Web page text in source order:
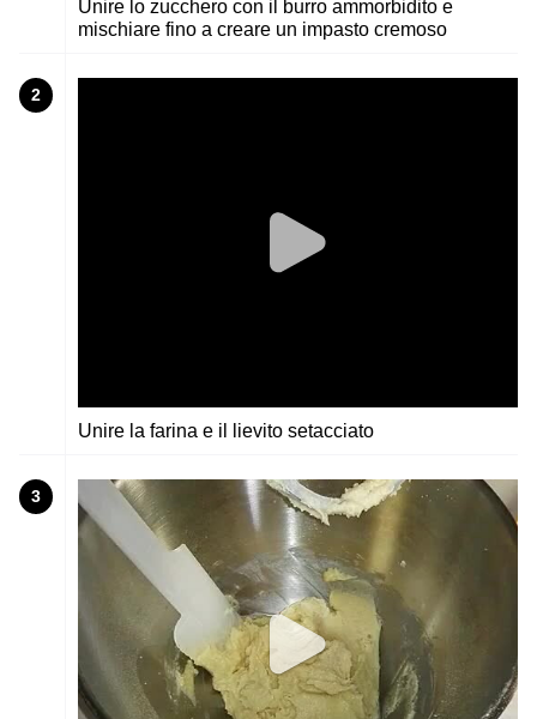
Unire lo zucchero con il burro ammorbidito e
mischiare fino a creare un impasto cremoso
2
Unire la farina e il lievito setacciato
3